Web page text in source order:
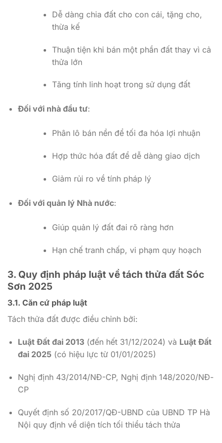
Dễ dàng chia đất cho con cái, tặng cho,
thừa kế
Thuận tiện khi bán một phần đất thay vì cả
thửa lớn
Tăng tính linh hoạt trong sử dụng đất
Đối với nhà đầu tư:
Phân lô bán nền để tối đa hóa lợi nhuận
Hợp thức hóa đất để dễ dàng giao dịch
Giảm rủi ro về tính pháp lý
Đối với quản lý Nhà nước:
Giúp quản lý đất đai rõ ràng hơn
Hạn chế tranh chấp, vi phạm quy hoạch
3. Quy định pháp luật về tách thửa đất Sóc
Sơn 2025
3.1. Căn cứ pháp luật
Tách thửa đất được điều chỉnh bởi:
Luật Đất đai 2013(đến hết 31/12/2024) và Luật Đất
đai 2025 (có hiệu lực từ 01/01/2025)
Nghị định 43/2014/NĐ-CP, Nghị định 148/2020/NĐ-
CP
Quyết định số 20/2017/QĐ-UBND của UBND TP Hà
Nội quy định về diện tích tối thiểu tách thửa